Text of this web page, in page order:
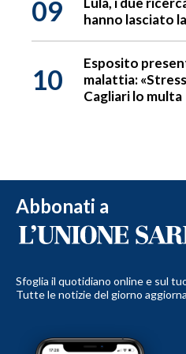
09
hanno lasciato
10
Esposito
malattia:
Cagliari lo multa
Abbonati a
Sfoglia il quotidiano online e sul
Tutte le notizie del giorno